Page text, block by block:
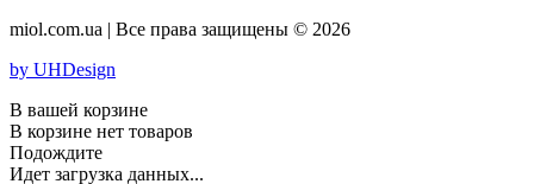
miol.com.ua | Все права защищены © 2026
by UHDesign
В вашей корзине
В корзине нет товаров
Подождите
Идет загрузка данных...